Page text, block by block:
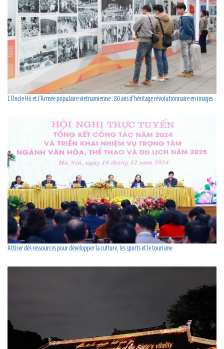
L’Oncle Hô et l’Armée populaire vietnamienne : 80 ans d’héritage révolutionnaire en images
Attirer des ressources pour développer la culture, les sports et le tourisme